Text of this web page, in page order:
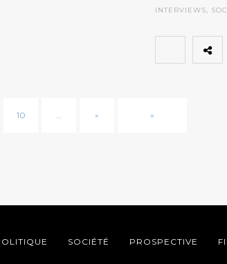
INTERVIEWS,
10 … » »
SOCIÉTÉ PROSPECTIVE